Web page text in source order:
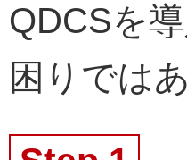
QDCSを
困りでは